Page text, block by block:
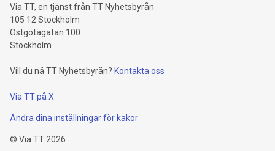
Via TT, en tjänst från TT Nyhetsbyrån
105 12 Stockholm
Östgötagatan 100
Stockholm
Vill du nå TT Nyhetsbyrån? Kontakta oss
Via TT på X
Ändra dina inställningar för kakor
© Via TT 2026